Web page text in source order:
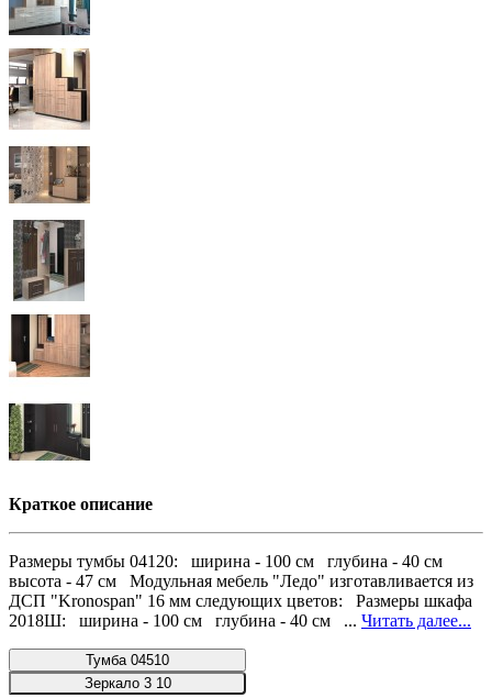
Краткое описание
Размеры тумбы 04120: ширина - 100 см глубина - 40 см
высота - 47 см Модульная мебель "Ледо" изготавливается из
ДСП "Kronospan" 16 мм следующих цветов: Размеры шкафа
2018Ш: ширина - 100 см глубина - 40 см ... Читать далее...
Тумба 04510
Зеркало 3 10